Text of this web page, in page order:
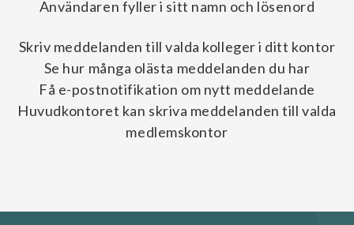
Användaren fyller i sitt namn och lösenord
Skriv meddelanden till valda kolleger i ditt kontor
Se hur många olästa meddelanden du har
Få e-postnotifikation om nytt meddelande
Huvudkontoret kan skriva meddelanden till valda
medlemskontor